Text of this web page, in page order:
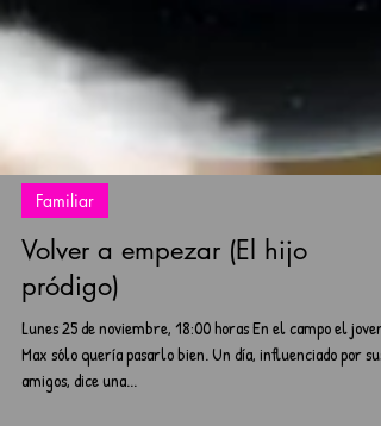
Familiar
Volver a empezar (El hijo
pródigo)
Lunes 25 de noviembre, 18:00 horas En el campo el joven